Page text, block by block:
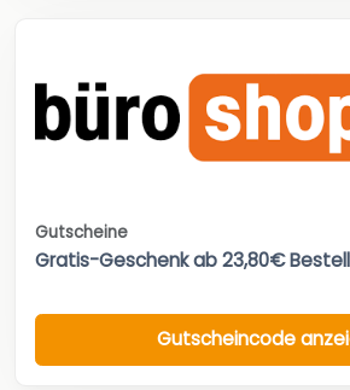
Gutscheine
Gratis-Geschenk ab 23,80€
Gutscheincode